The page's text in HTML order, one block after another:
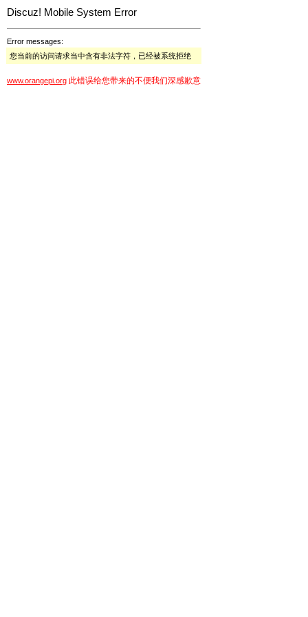
Discuz! Mobile System Error
Error messages:
您当前的访问请求当中含有非法字符，已经被系统拒绝
www.orangepi.org 此错误给您带来的不便我们深感歉意